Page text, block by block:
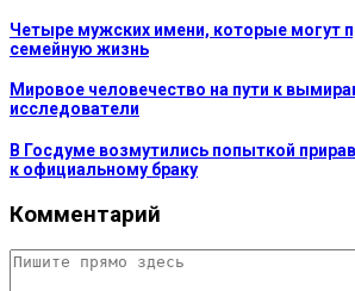
Четыре мужских имени, которые могут
семейную жизнь
Мировое человечество на пути к
исследователи
В Госдуме возмутились попыткой
к официальному браку
Комментарий